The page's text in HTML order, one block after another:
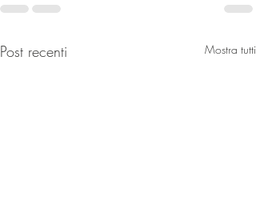
Post recenti Mostra tutti